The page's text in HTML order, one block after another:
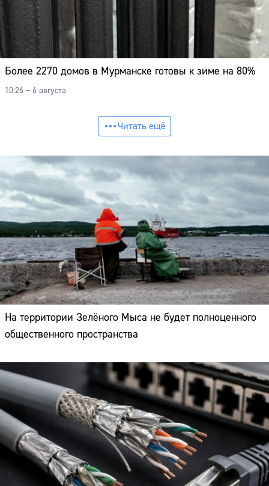
Более 2270 домов в Мурманске готовы к зиме на 80%
10:26 – 6 августа
Читать ещё
На территории Зелёного Мыса не будет полноценного
общественного пространства